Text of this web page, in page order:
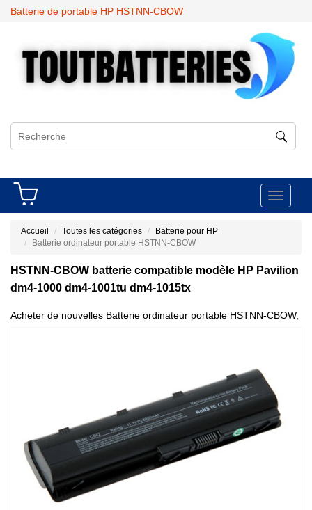
Batterie de portable HP HSTNN-CBOW
Toggle
Accueil Toutes les catégories
Batterie pour HP
Batterie ordinateur portable HSTNN-CBOW
HSTNN-CBOW batterie compatible modèle HP Pavilion
dm4-1000 dm4-1001tu dm4-1015tx
Acheter de nouvelles Batterie ordinateur portable HSTNN-CBOW,